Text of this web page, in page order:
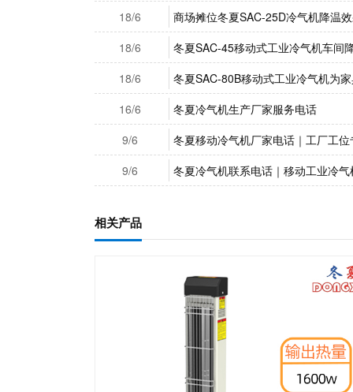
18/6
商场摊位冬夏SAC-25D冷气机降温
18/6
冬夏SAC-45移动式工业冷气机车间
18/6
冬夏SAC-80B移动式工业冷气机为
16/6
冬夏冷气机生产厂家服务电话
9/6
冬夏移动冷气机厂家电话｜工厂工
9/6
冬夏冷气机联系电话｜移动工业冷
相关产品